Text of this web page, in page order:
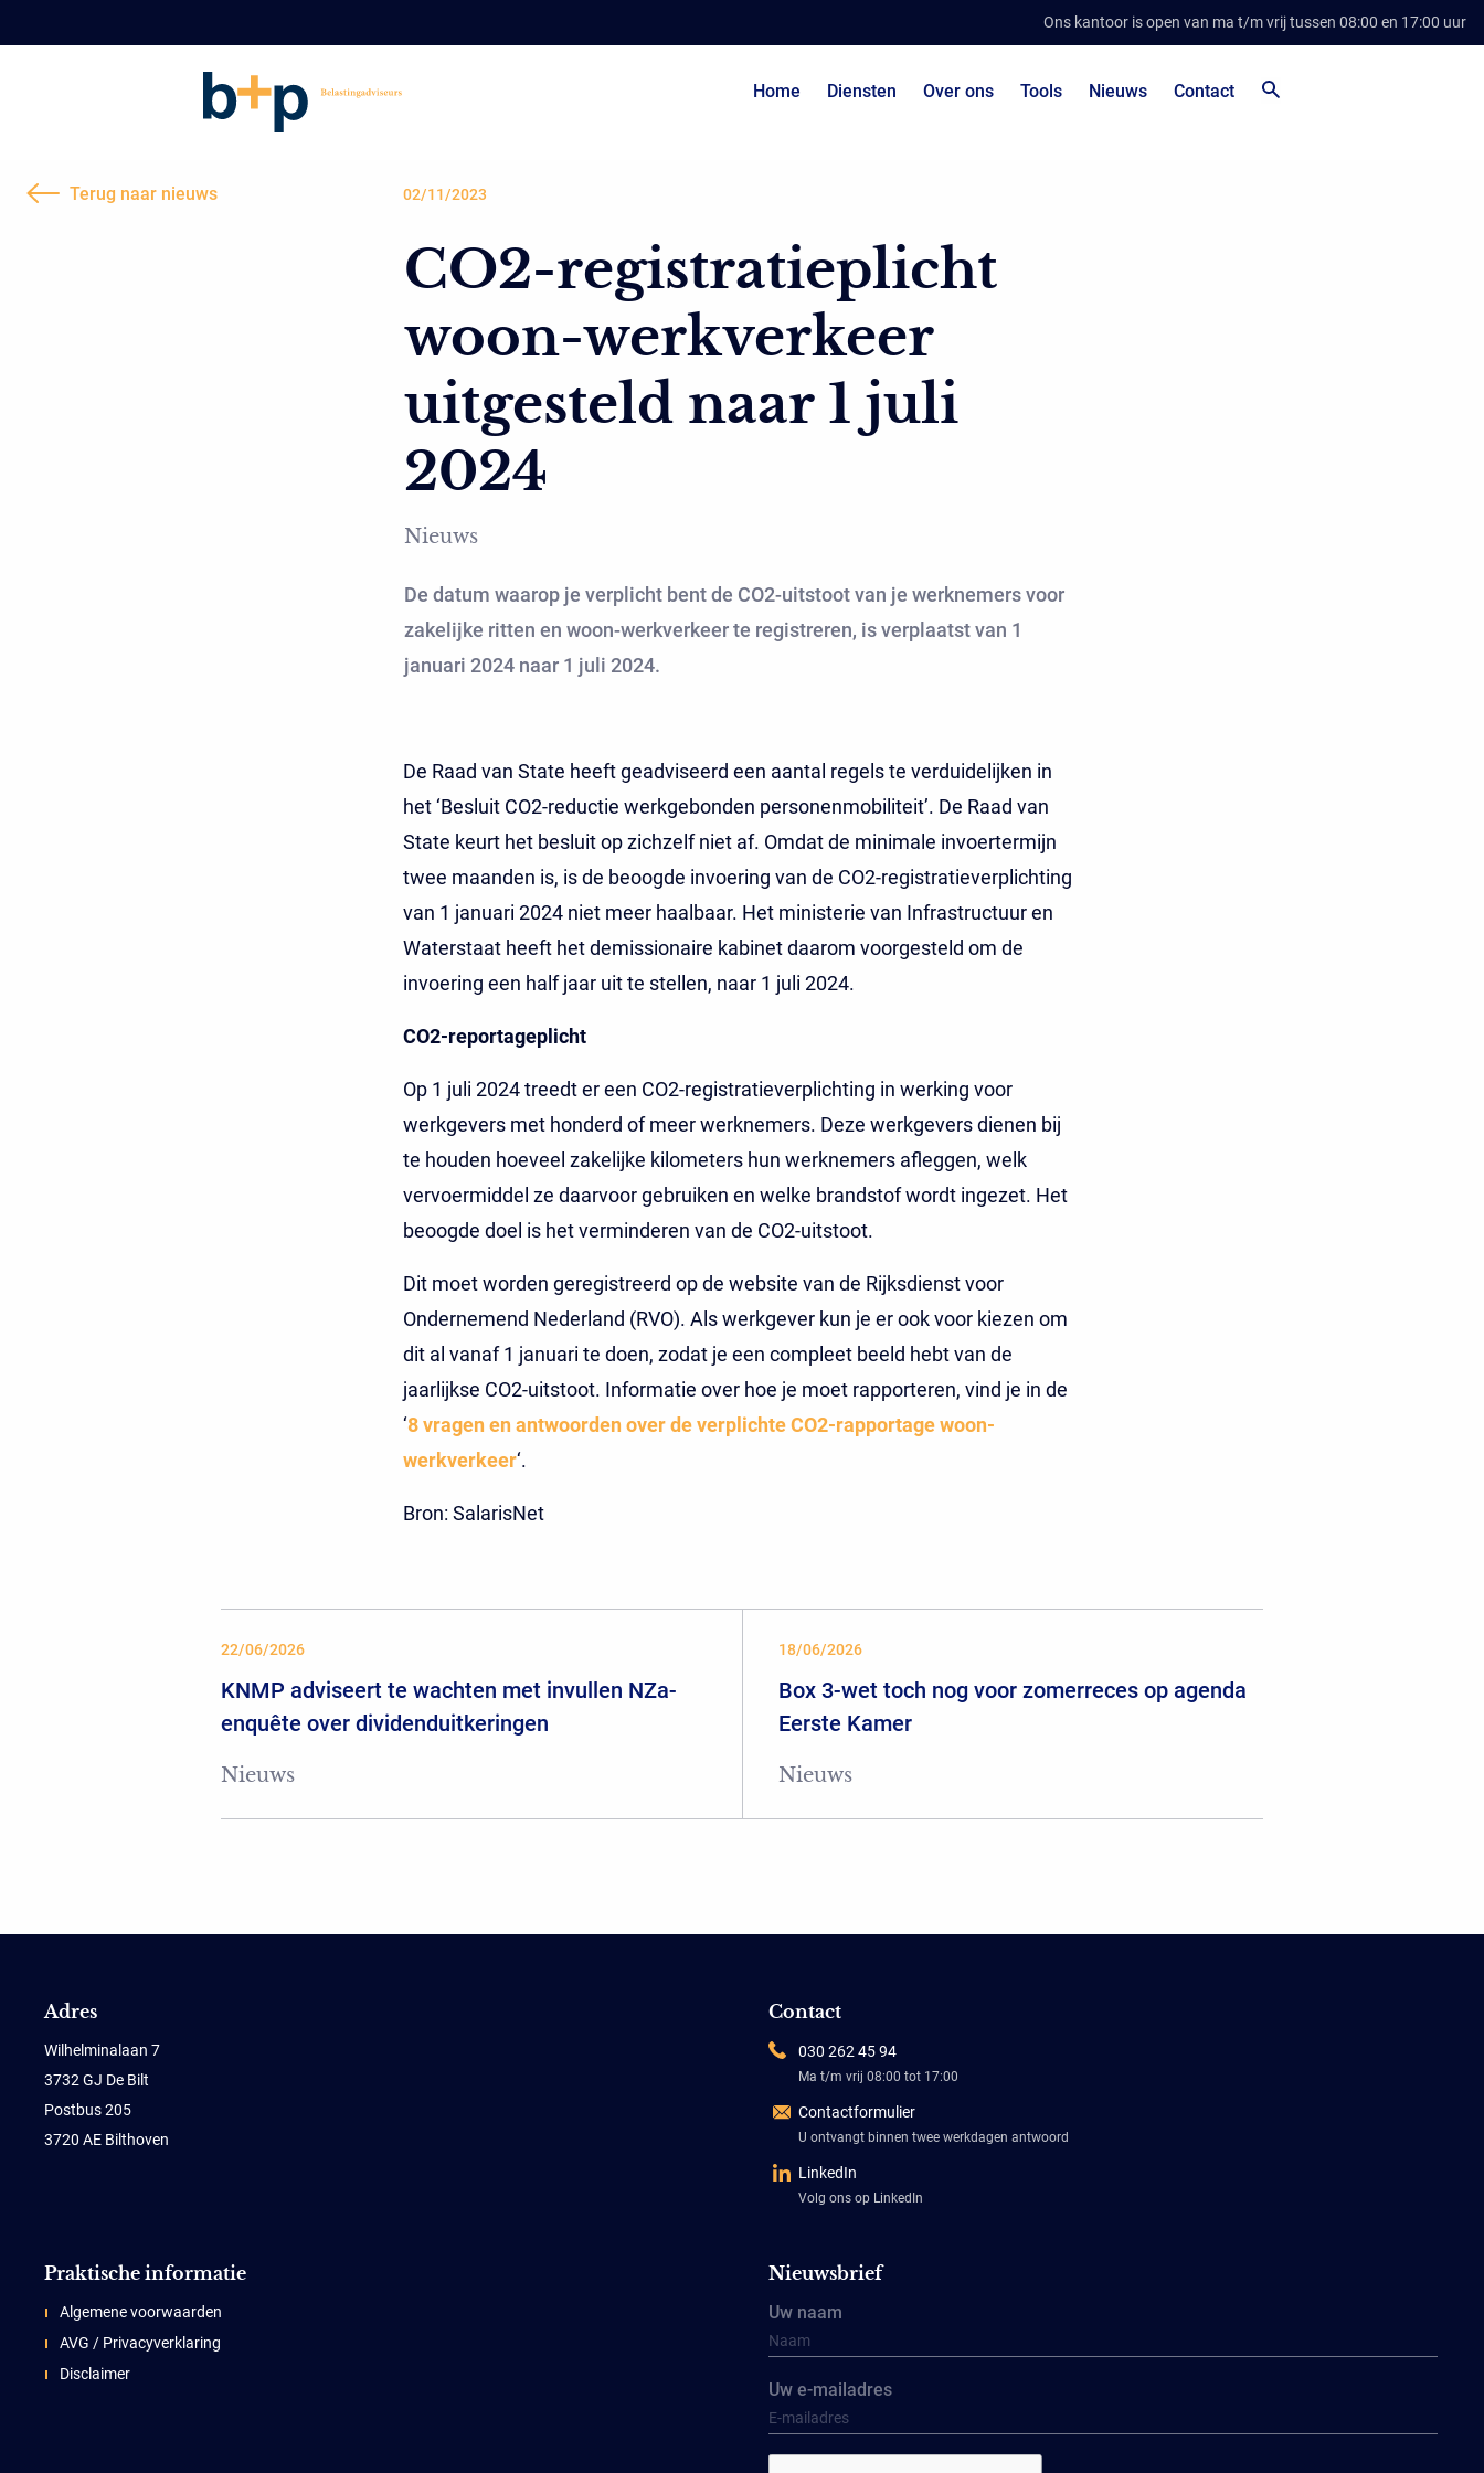
Ons kantoor is open van ma t/m vrij tussen 08:00 en 17:00 uur
Home Diensten Over ons Tools Nieuws Contact
Terug naar nieuws 02/11/2023
CO2-registratieplicht
woon-werkverkeer
uitgesteld naar 1 juli
2024
Nieuws
De datum waarop je verplicht bent de CO2-uitstoot van je werknemers voor
zakelijke ritten en woon-werkverkeer te registreren, is verplaatst van 1
januari 2024 naar 1 juli 2024.
De Raad van State heeft geadviseerd een aantal regels te verduidelijken in
het ‘Besluit CO2-reductie werkgebonden personenmobiliteit’. De Raad van
State keurt het besluit op zichzelf niet af. Omdat de minimale invoertermijn
twee maanden is, is de beoogde invoering van de CO2-registratieverplichting
van 1 januari 2024 niet meer haalbaar. Het ministerie van Infrastructuur en
Waterstaat heeft het demissionaire kabinet daarom voorgesteld om de
invoering een half jaar uit te stellen, naar 1 juli 2024.
CO2-reportageplicht
Op 1 juli 2024 treedt er een CO2-registratieverplichting in werking voor
werkgevers met honderd of meer werknemers. Deze werkgevers dienen bij
te houden hoeveel zakelijke kilometers hun werknemers afleggen, welk
vervoermiddel ze daarvoor gebruiken en welke brandstof wordt ingezet. Het
beoogde doel is het verminderen van de CO2-uitstoot.
Dit moet worden geregistreerd op de website van de Rijksdienst voor
Ondernemend Nederland (RVO). Als werkgever kun je er ook voor kiezen om
dit al vanaf 1 januari te doen, zodat je een compleet beeld hebt van de
jaarlijkse CO2-uitstoot. Informatie over hoe je moet rapporteren, vind je in de
‘8 vragen en antwoorden over de verplichte CO2-rapportage woon-
werkverkeer‘.
Bron: SalarisNet
22/06/2026
KNMP adviseert te wachten met invullen NZa-
enquête over dividenduitkeringen
Nieuws
18/06/2026
Box 3-wet toch nog voor zomerreces op agenda
Eerste Kamer
Nieuws
Adres
Wilhelminalaan 7
3732 GJ De Bilt
Postbus 205
3720 AE Bilthoven
Contact
030 262 45 94
Ma t/m vrij 08:00 tot 17:00
Contactformulier
U ontvangt binnen twee werkdagen antwoord
LinkedIn
Volg ons op LinkedIn
Praktische informatie
Algemene voorwaarden
AVG / Privacyverklaring
Disclaimer
Nieuwsbrief
Uw naam
Uw e-mailadres